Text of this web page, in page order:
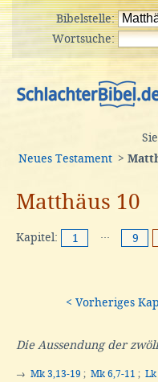
Bibelstelle:
Wortsuche:
Neues Testament >
Matthäus 10
Kapitel: 1 ··· 9
< Vorheriges
Die Aussendung der
→ Mk 3,13-19 ; Mk 6,7-11 ; Lk